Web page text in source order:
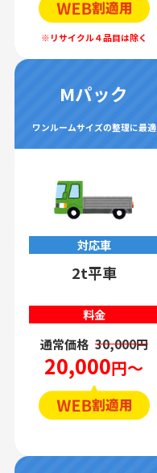
Mパック
ワンルームサイズの整理に最適
対応車
2t平車
料金
通常価格 30,000円
20,000円～